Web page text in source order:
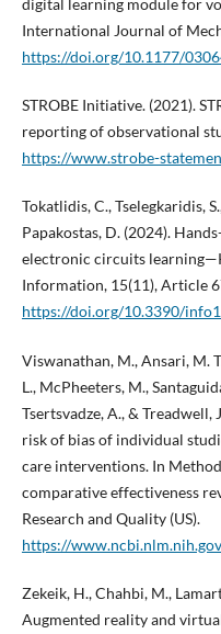
digital learning module for
International Journal of
https://doi.org/10.1177/
STROBE Initiative. (2021).
reporting of observational
https://www.strobe-
Tokatlidis, C., Tselegkaridis,
Papakostas, D. (2024).
electronic circuits
Information, 15(11), Article
https://doi.org/10.3390/
Viswanathan, M., Ansari, M.
L., McPheeters, M.,
Tsertsvadze, A., & Treadwell,
risk of bias of individual
care interventions. In
comparative effectiveness
Research and Quality (US).
https://
Zekeik, H., Chahbi, M.,
Augmented reality and